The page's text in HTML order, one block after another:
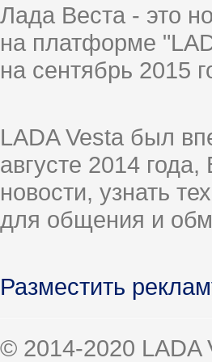
Лада Веста - это
на платформе
на сентябрь 2015
LADA Vesta был
августе 2014
новости, узнать
для общения и
Разместить
© 2014-2020 LADA